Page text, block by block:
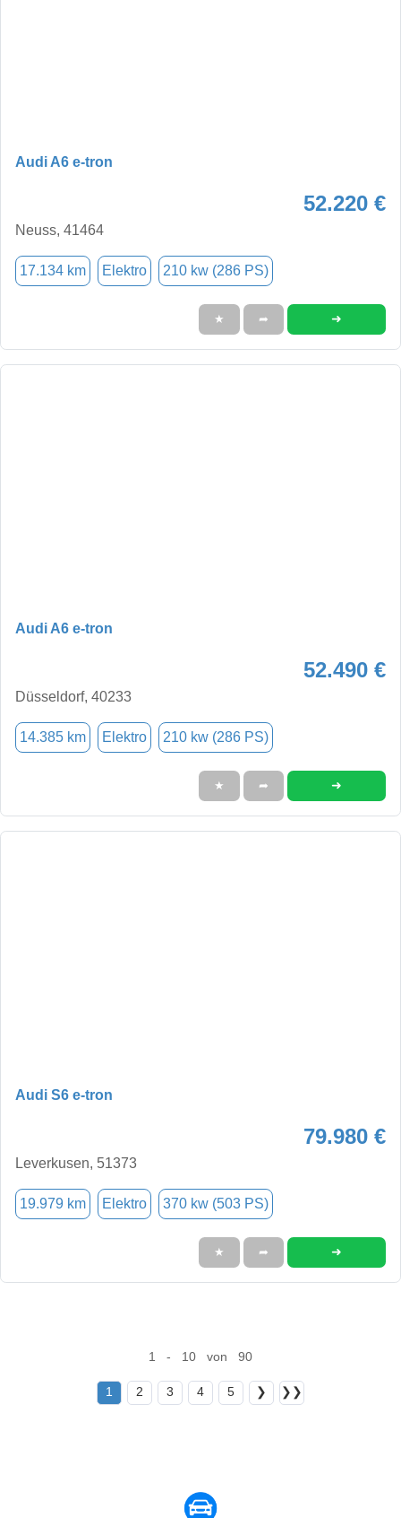
Audi A6 e-tron
52.220 €
Neuss, 41464
17.134 km Elektro 210 kw (286 PS)
★ ➦ ➜
Audi A6 e-tron
52.490 €
Düsseldorf, 40233
14.385 km Elektro 210 kw (286 PS)
★ ➦ ➜
Audi S6 e-tron
79.980 €
Leverkusen, 51373
19.979 km Elektro 370 kw (503 PS)
★ ➦ ➜
1 - 10 von 90
1 2 3 4 5 ❯ ❯❯